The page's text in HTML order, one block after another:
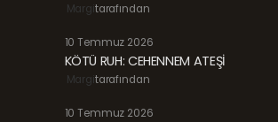
Margitarafından
10 Temmuz 2026
KÖTÜ RUH: CEHENNEM ATEŞİ
Margitarafından
10 Temmuz 2026